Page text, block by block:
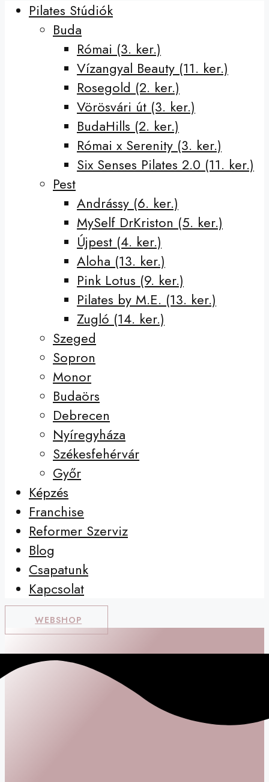
Pilates Stúdiók
Buda
Római (3. ker.)
Vízangyal Beauty (11. ker.)
Rosegold (2. ker.)
Vörösvári út (3. ker.)
BudaHills (2. ker.)
Római x Serenity (3. ker.)
Six Senses Pilates 2.0 (11. ker.)
Pest
Andrássy (6. ker.)
MySelf DrKriston (5. ker.)
Újpest (4. ker.)
Aloha (13. ker.)
Pink Lotus (9. ker.)
Pilates by M.E. (13. ker.)
Zugló (14. ker.)
Szeged
Sopron
Monor
Budaörs
Debrecen
Nyíregyháza
Székesfehérvár
Győr
Képzés
Franchise
Reformer Szerviz
Blog
Csapatunk
Kapcsolat
WEBSHOP